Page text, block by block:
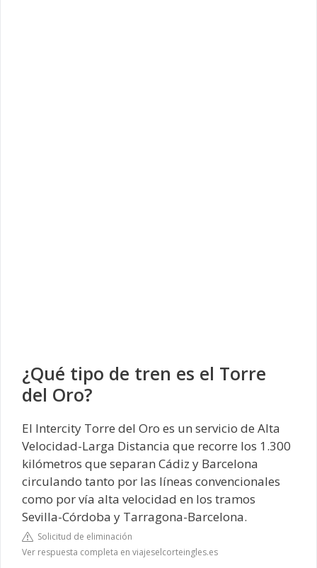
¿Qué tipo de tren es el Torre
del Oro?
El Intercity Torre del Oro es un servicio de Alta
Velocidad-Larga Distancia que recorre los 1.300
kilómetros que separan Cádiz y Barcelona
circulando tanto por las líneas convencionales
como por vía alta velocidad en los tramos
Sevilla-Córdoba y Tarragona-Barcelona.
Solicitud de eliminación
Ver respuesta completa en viajeselcorteingles.es